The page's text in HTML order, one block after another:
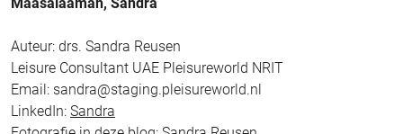
Auteur: drs. Sandra Reusen
Leisure Consultant UAE Pleisureworld NRIT
Email: sandra@staging.pleisureworld.nl
LinkedIn: Sandra